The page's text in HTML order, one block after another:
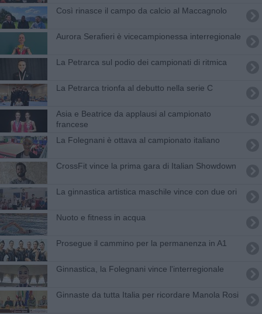
Così rinasce il campo da calcio al Maccagnolo
​Aurora Serafieri è vicecampionessa interregionale
​La Petrarca sul podio dei campionati di ritmica
​La Petrarca trionfa al debutto nella serie C
Asia e Beatrice da applausi al campionato
francese
​La Folegnani è ottava al campionato italiano
CrossFit vince la prima gara di Italian Showdown
La ginnastica artistica maschile vince con due ori
Nuoto e fitness in acqua
Prosegue il cammino per la permanenza in A1
Ginnastica, la Folegnani vince l'interregionale
Ginnaste da tutta Italia per ricordare Manola Rosi